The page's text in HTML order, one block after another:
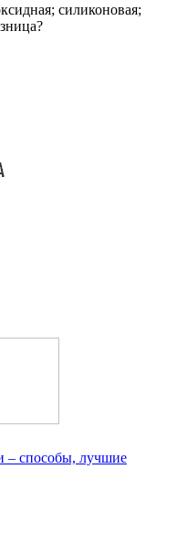
силиконовая;
– способы, лучшие